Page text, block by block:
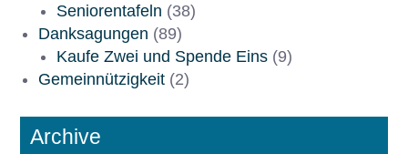
Seniorentafeln (38)
Danksagungen (89)
Kaufe Zwei und Spende Eins(9)
Gemeinnützigkeit(2)
Archive